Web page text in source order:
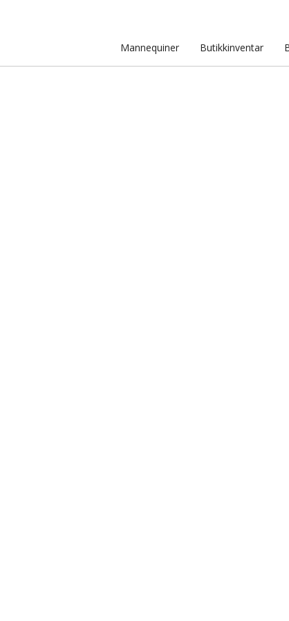
Mannequiner Butikkinventar